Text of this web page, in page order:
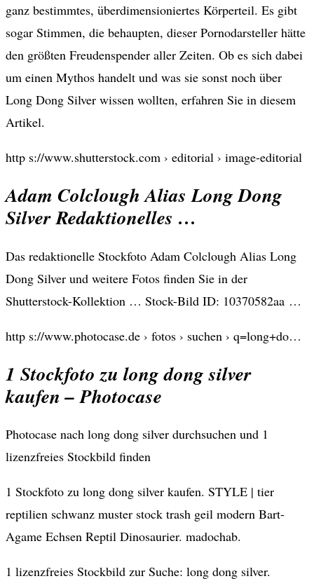
ganz bestimmtes, überdimensioniertes Körperteil. Es gibt
sogar Stimmen, die behaupten, dieser Pornodarsteller hätte
den größten Freudenspender aller Zeiten. Ob es sich dabei
um einen Mythos handelt und was sie sonst noch über
Long Dong Silver wissen wollten, erfahren Sie in diesem
Artikel.
http s://www.shutterstock.com › editorial › image-editorial
Adam Colclough Alias Long Dong
Silver Redaktionelles …
Das redaktionelle Stockfoto Adam Colclough Alias Long
Dong Silver und weitere Fotos finden Sie in der
Shutterstock-Kollektion … Stock-Bild ID: 10370582aa …
http s://www.photocase.de › fotos › suchen › q=long+do…
1 Stockfoto zu long dong silver
kaufen – Photocase
Photocase nach long dong silver durchsuchen und 1
lizenzfreies Stockbild finden
1 Stockfoto zu long dong silver kaufen. STYLE | tier
reptilien schwanz muster stock trash geil modern Bart-
Agame Echsen Reptil Dinosaurier. madochab.
1 lizenzfreies Stockbild zur Suche: long dong silver.